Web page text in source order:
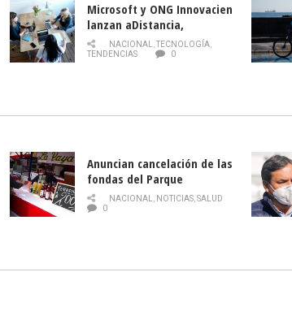
Microsoft y ONG Innovacien
lanzan aDistancia,
plataforma con cursos
gratuitos online sobre
NACIONAL,TECNOLOGÍA,
TENDENCIAS
0
Anuncian cancelación de las
fondas del Parque
O’Higgins debido al
coronavirus
NACIONAL, NOTICIAS,SALUD
0